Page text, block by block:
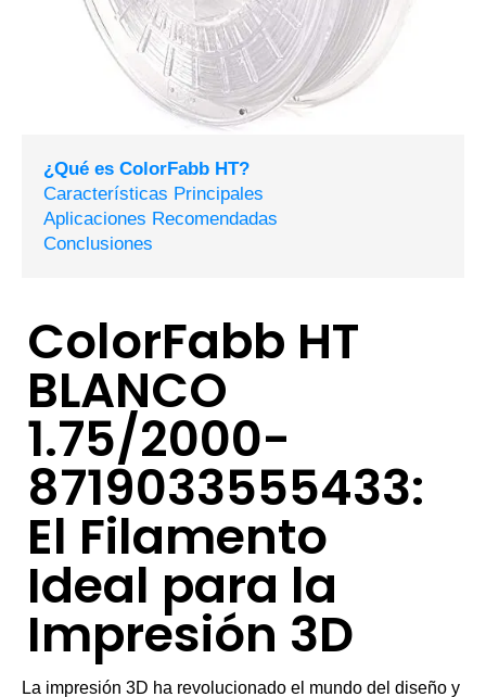
¿Qué es ColorFabb HT?
Características Principales
Aplicaciones Recomendadas
Conclusiones
ColorFabb HT
BLANCO
1.75/2000-
8719033555433:
El Filamento
Ideal para la
Impresión 3D
La impresión 3D ha revolucionado el mundo del diseño y